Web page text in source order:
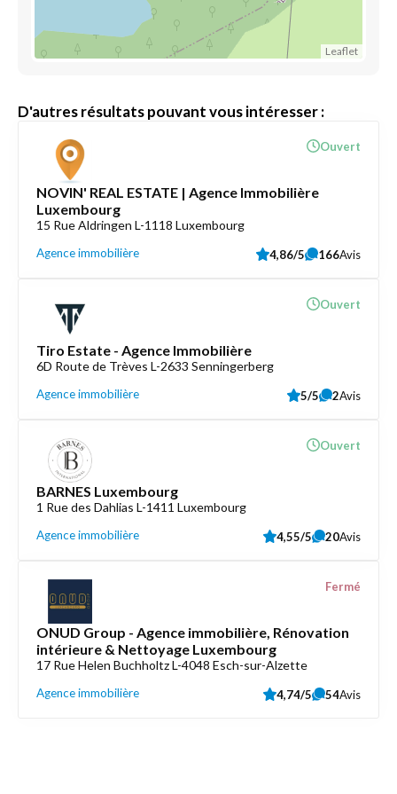
Leaflet
D'autres résultats pouvant vous intéresser :
NOVIN' REAL ESTATE | Agence Immobilière
Luxembourg
15 Rue Aldringen L-1118 Luxembourg
Agence immobilière
Ouvert
4,86/5 166Avis
Tiro Estate - Agence Immobilière
6D Route de Trèves L-2633 Senningerberg
Agence immobilière
Ouvert
5/5 2Avis
BARNES Luxembourg
1 Rue des Dahlias L-1411 Luxembourg
Agence immobilière
Ouvert
4,55/5 20Avis
ONUD Group - Agence immobilière, Rénovation
intérieure & Nettoyage Luxembourg
17 Rue Helen Buchholtz L-4048 Esch-sur-Alzette
Agence immobilière
Fermé
4,74/5 54Avis